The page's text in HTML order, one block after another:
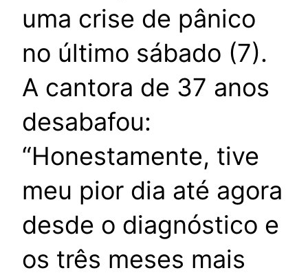
uma crise de pânico
no último sábado (7).
A cantora de 37 anos
desabafou:
“Honestamente, tive
meu pior dia até agora
desde o diagnóstico e
os três meses mais